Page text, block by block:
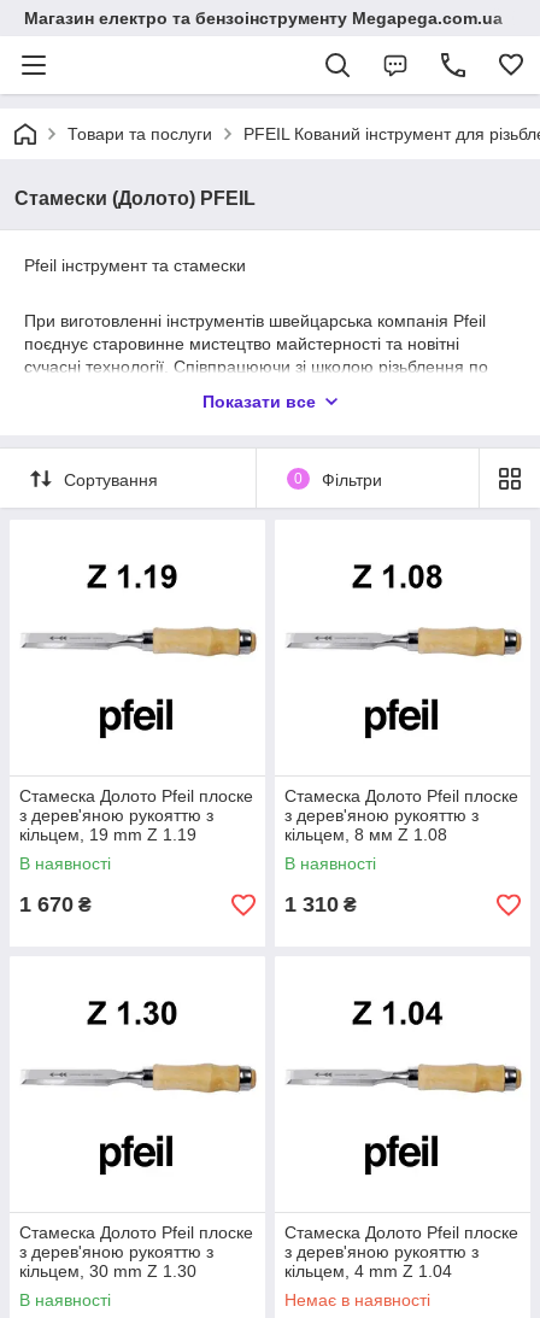
Магазин електро та бензоінструменту Megapega.com.ua
Товари та послуги PFEIL Кований інструмент для
Стамески (Долото) PFEIL
Pfeil інструмент та стамески
При виготовленні інструментів швейцарська компанія Pfeil
поєднує старовинне мистецтво майстерності та новітні
сучасні технології. Співпрацюючи зі школою різьблення по
Pfeil постійно розширює асортимент своїх інструментів. Всі
середовища та береже такі важливі ресурси, як вода, повітря
та енергія, використовуючи їх якомога ефективніше. Завдяки
Показати все
Сортування 0 Фільтри
Стамеска Долото Pfeil плоске
з дерев'яною рукояттю з
кільцем, 19 mm Z 1.19
В наявності
1 670 ₴
Стамеска Долото Pfeil плоске
з дерев'яною рукояттю з
кільцем, 8 мм Z 1.08
В наявності
1 310 ₴
Стамеска Долото Pfeil плоске
з дерев'яною рукояттю з
кільцем, 30 mm Z 1.30
В наявності
Стамеска Долото Pfeil плоске
з дерев'яною рукояттю з
кільцем, 4 mm Z 1.04
Немає в наявності